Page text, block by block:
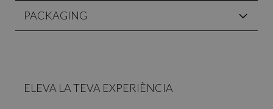
PACKAGING
ELEVA LA TEVA EXPERIÈNCIA